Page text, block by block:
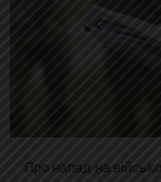
Про напад на